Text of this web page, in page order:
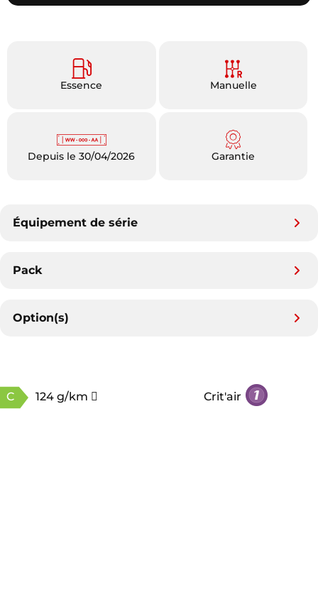
Essence Manuelle
Depuis le 30/04/2026 Garantie
Équipement de série
Pack
Option(s)
C 124 g/km Crit'air